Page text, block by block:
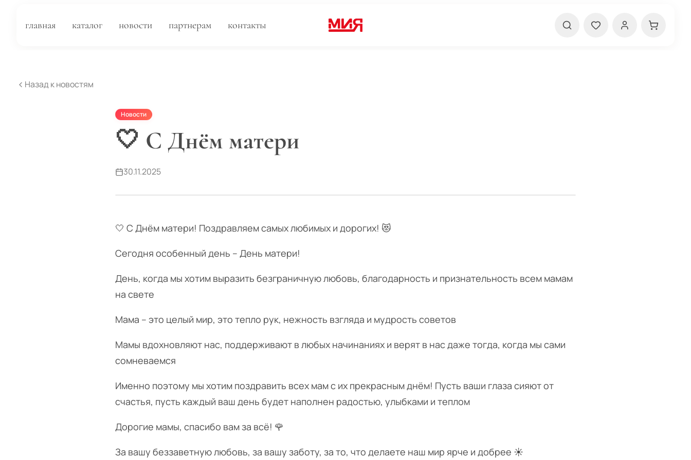
главная каталог новости партнерам контакты
Назад к новостям
Новости
🤍 С Днём матери
30.11.2025
🤍 С Днём матери! Поздравляем самых любимых и дорогих! 😻
Сегодня особенный день – День матери!
День, когда мы хотим выразить безграничную любовь, благодарность и признательность всем мамам
на свете
Мама – это целый мир, это тепло рук, нежность взгляда и мудрость советов
Мамы вдохновляют нас, поддерживают в любых начинаниях и верят в нас даже тогда, когда мы сами
сомневаемся
Именно поэтому мы хотим поздравить всех мам с их прекрасным днём! Пусть ваши глаза сияют от
счастья, пусть каждый ваш день будет наполнен радостью, улыбками и теплом
Дорогие мамы, спасибо вам за всё! 🌹
За вашу беззаветную любовь, за вашу заботу, за то, что делаете наш мир ярче и добрее ☀️